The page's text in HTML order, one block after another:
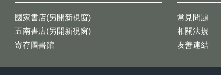
國家書店(另開新視窗)
五南書店(另開新視窗)
寄存圖書館
常見問題
相關法規
友善連結